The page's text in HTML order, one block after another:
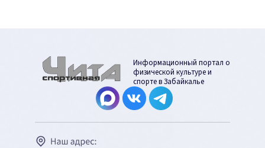
Информационный портал о
физической культуре и
спорте в Забайкалье